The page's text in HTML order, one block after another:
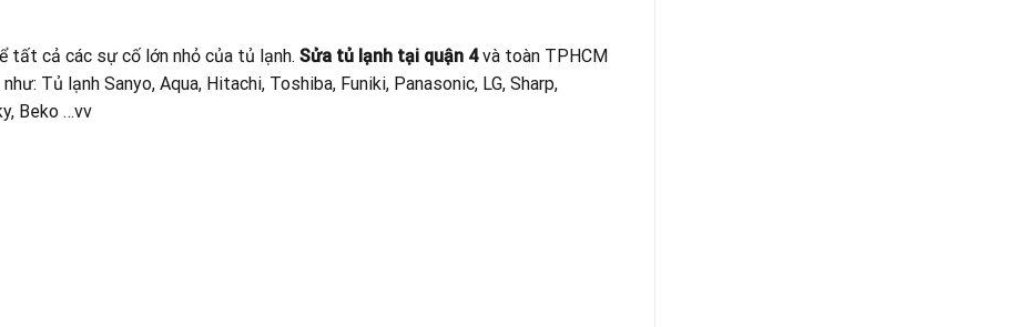
tất cả các sự cố lớn nhỏ của tủ lạnh. Sửa tủ lạnh tại quận 4và toàn TPHCM
Tủ lạnh Sanyo, Aqua, Hitachi, Toshiba, Funiki, Panasonic, LG, Sharp,
Beko …vv